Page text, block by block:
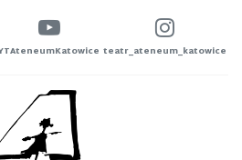
teatr_ateneum_katowice